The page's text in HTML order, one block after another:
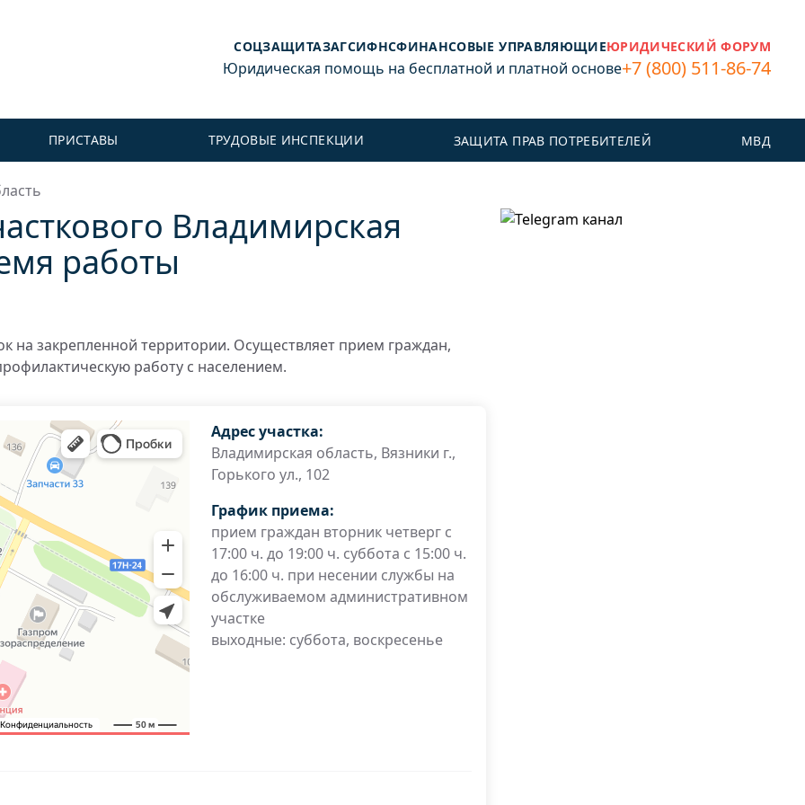
СОЦЗАЩИТАЗАГСИФНСФИНАНСОВЫЕ УПРАВЛЯЮЩИЕЮРИДИЧЕСКИЙ ФОРУМ
Юридическая помощь на бесплатной и платной основе+7 (800) 511-86-74
ПРИСТАВЫ ТРУДОВЫЕ ИНСПЕКЦИИ ЗАЩИТА ПРАВ ПОТРЕБИТЕЛЕЙ МВД
Владимирская
работы
закрепленной территории. Осуществляет прием граждан,
работу с населением.
Адрес участка:
Владимирская область, Вязники г.,
Горького ул., 102
График приема:
прием граждан вторник четверг с
17:00 ч. до 19:00 ч. суббота с 15:00 ч.
до 16:00 ч. при несении службы на
обслуживаемом административном
участке
выходные: суббота, воскресенье